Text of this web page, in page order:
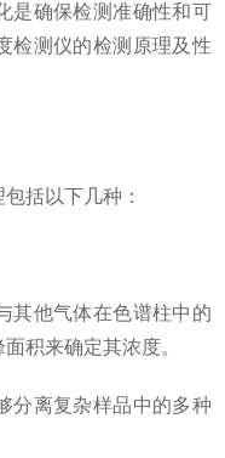
是确保检测准确性和可
检测仪的检测原理及性
括以下几种：
其他气体在色谱柱中的
积来确定其浓度。
分离复杂样品中的多种